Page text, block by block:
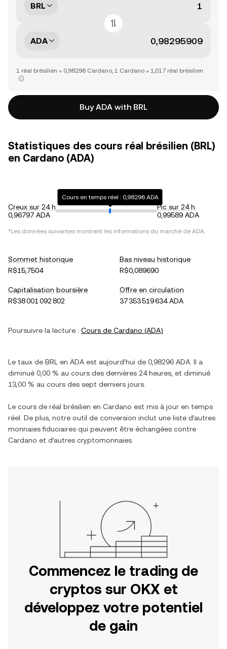
BRL
ADA
1 réal brésilien = 0,98296 Cardano, 1 Cardano = 1,017 réal brésilien
Buy ADA with BRL
Statistiques des cours réal brésilien (BRL)
en Cardano (ADA)
Creux sur 24 h
0,96797 ADA
Cours en temps réel : 0,98296 ADA
Pic sur 24 h
0,99589 ADA
*Les données suivantes montrent les informations du marché de ADA.
Sommet historique
R$15,7504
Bas niveau historique
R$0,089690
Capitalisation boursière
R$38 001 092 802
Offre en circulation
37 353 519 634 ADA
Poursuivre la lecture : Cours de Cardano (ADA)
Le taux de BRL en ADA est aujourd’hui de 0,98296 ADA . Il a
diminué 0,00 % au cours des dernières 24 heures, et diminué
13,00 % au cours des sept derniers jours.
Le cours de réal brésilien en Cardano est mis à jour en temps
réel. De plus, notre outil de conversion inclut une liste d’autres
monnaies fiduciaires qui peuvent être échangées contre
Cardano et d’autres cryptomonnaies.
Commencez le trading de
cryptos sur OKX et
développez votre potentiel
de gain